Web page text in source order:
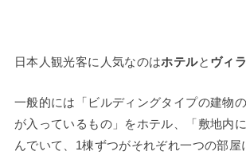
日本人観光客に人気なのはホテルと ヴィ
一般的には「ビルディングタイプの建物
が入っているもの」をホテル、「敷地内
んでいて、1棟ずつがそれぞれ一つの部屋